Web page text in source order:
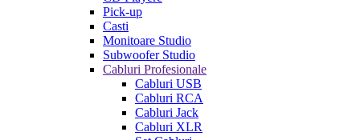
Pick-up
Casti
Monitoare Studio
Subwoofer Studio
Cabluri Profesionale
Cabluri USB
Cabluri RCA
Cabluri Jack
Cabluri XLR